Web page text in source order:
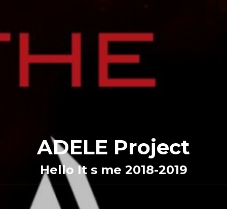
ADELE Project
Hello It s me 2018-2019